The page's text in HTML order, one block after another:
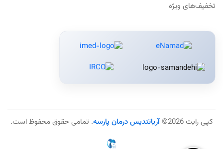
تخفیف‌های ویژه
کپی رایت 2026© آریاتندیس درمان پارسه. تمامی حقوق محفوظ است.